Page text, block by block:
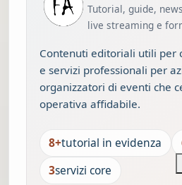
Tutorial, guide,
live streaming e
Contenuti editoriali utili per
e servizi professionali per
organizzatori di eventi che
operativa affidabile.
8+tutorial in evidenza
3servizi core